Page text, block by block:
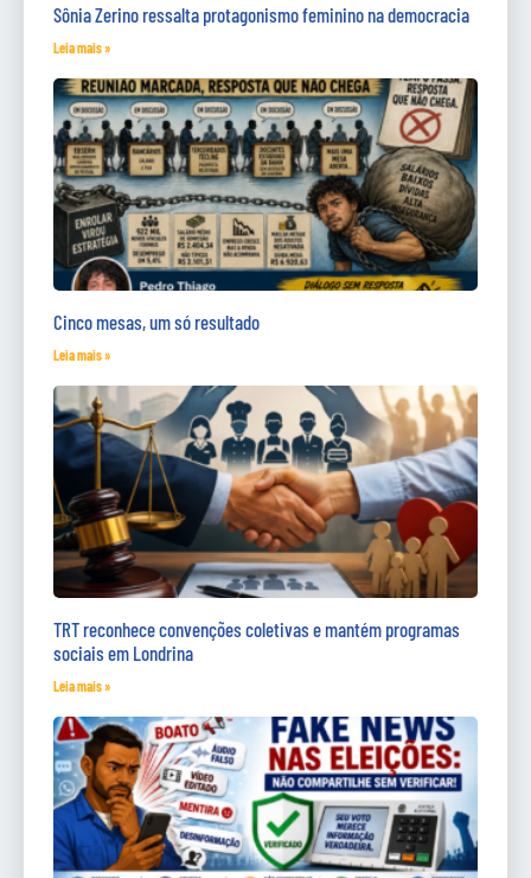
Sônia Zerino ressalta protagonismo feminino na democracia
Leia mais »
Cinco mesas, um só resultado
Leia mais »
TRT reconhece convenções coletivas e mantém programas
sociais em Londrina
Leia mais »